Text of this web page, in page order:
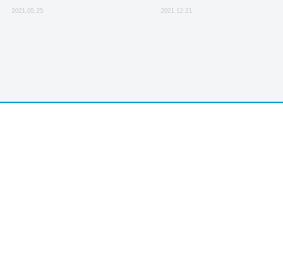
2021.05.25
興市場スナップショット
2021.12.21